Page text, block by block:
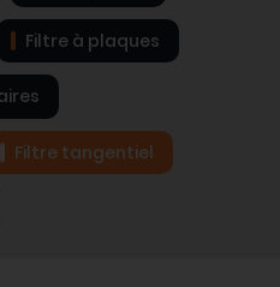
Filtre à plaques
Filtre tangentiel